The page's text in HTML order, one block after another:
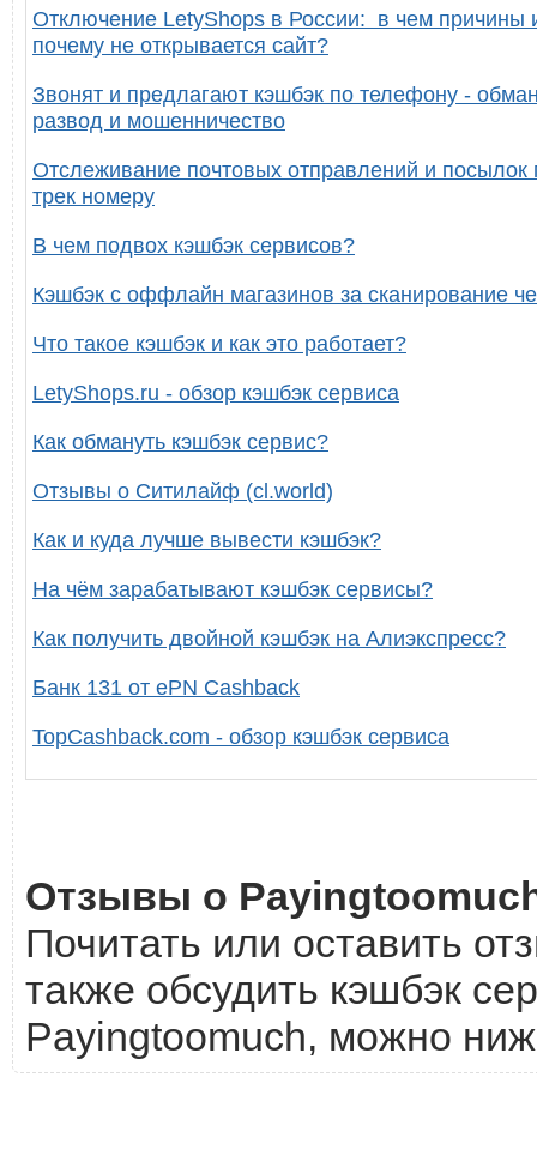
Отключение LetyShops в России: в чем причины
почему не открывается сайт?
Звонят и предлагают кэшбэк по телефону -
развод и мошенничество
Отслеживание почтовых отправлений и посылок
трек номеру
В чем подвох кэшбэк сервисов?
Кэшбэк с оффлайн магазинов за сканирование
Что такое кэшбэк и как это работает?
LetyShops.ru - обзор кэшбэк сервиса
Как обмануть кэшбэк сервис?
Отзывы о Ситилайф (cl.world)
Как и куда лучше вывести кэшбэк?
На чём зарабатывают кэшбэк сервисы?
Как получить двойной кэшбэк на Алиэкспресс?
Банк 131 от ePN Cashback
TopCashback.com - обзор кэшбэк сервиса
Отзывы о
Почитать или оставить
также обсудить кэшбэк
Payingtoomuch, можно